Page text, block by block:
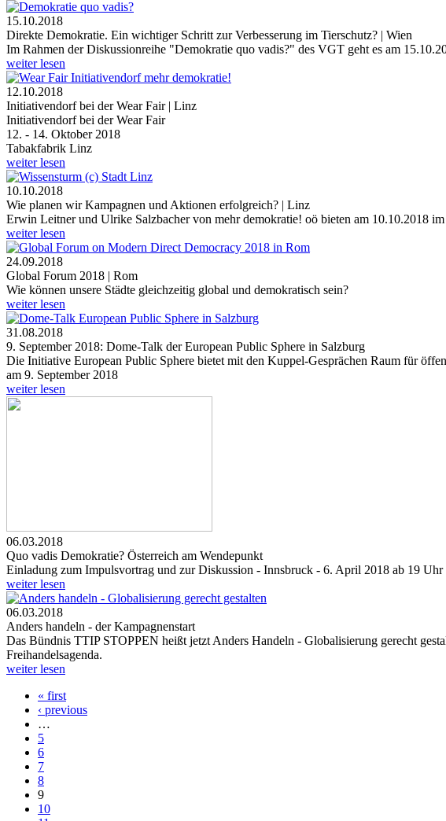
15.10.2018
Direkte Demokratie. Ein wichtiger Schritt zur Verbesserung im Tierschutz? | Wien
Im Rahmen der Diskussionreihe "Demokratie quo vadis?" des VGT geht es am
weiter lesen
12.10.2018
Initiativendorf bei der Wear Fair | Linz
Initiativendorf bei der Wear Fair
12. - 14. Oktober 2018
Tabakfabrik Linz
weiter lesen
10.10.2018
Wie planen wir Kampagnen und Aktionen erfolgreich? | Linz
Erwin Leitner und Ulrike Salzbacher von mehr demokratie! oö bieten am 10.10.2018
weiter lesen
24.09.2018
Global Forum 2018 | Rom
Wie können unsere Städte gleichzeitig global und demokratisch sein?
weiter lesen
31.08.2018
9. September 2018: Dome-Talk der European Public Sphere in Salzburg
Die Initiative European Public Sphere bietet mit den Kuppel-Gesprächen Raum für
am 9. September 2018
weiter lesen
06.03.2018
Quo vadis Demokratie? Österreich am Wendepunkt
Einladung zum Impulsvortrag und zur Diskussion - Innsbruck - 6. April 2018 ab 19 Uhr
weiter lesen
06.03.2018
Anders handeln - der Kampagnenstart
Das Bündnis TTIP STOPPEN heißt jetzt Anders Handeln - Globalisierung gerecht
Freihandelsagenda.
weiter lesen
Seiten
« first
‹ previous
…
5
6
7
8
9
10